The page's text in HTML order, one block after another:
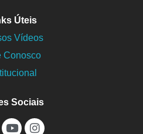
Úteis
Vídeos
Conosco
Sociais